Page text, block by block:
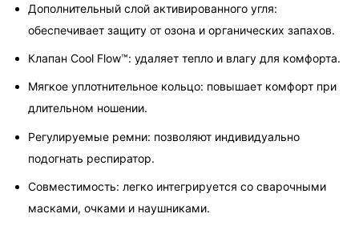
Дополнительный слой активированного угля:
обеспечивает защиту от озона и органических запахов.
Клапан Cool Flow™: удаляет тепло и влагу для комфорта.
Мягкое уплотнительное кольцо: повышает комфорт при
длительном ношении.
Регулируемые ремни: позволяют индивидуально
подогнать респиратор.
Совместимость: легко интегрируется со сварочными
масками, очками и наушниками.